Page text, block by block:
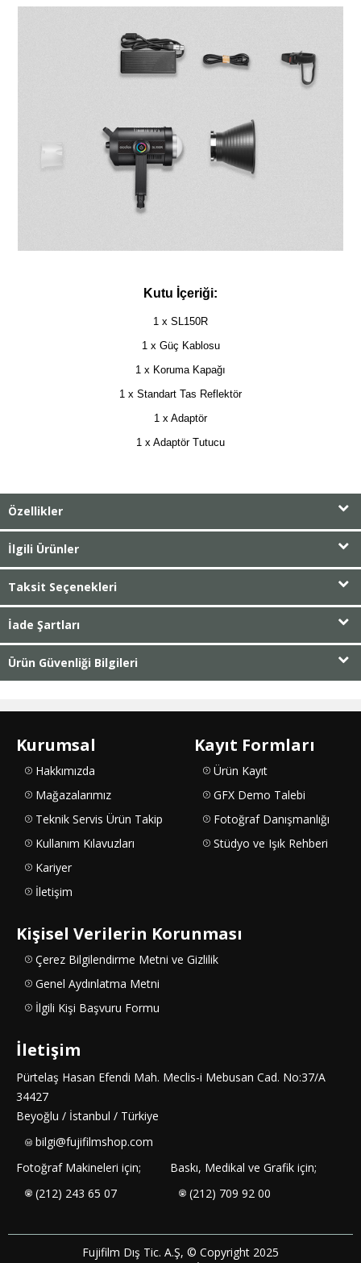
Kutu İçeriği:
1 x SL150R
1 x Güç Kablosu
1 x Koruma Kapağı
1 x Standart Tas Reflektör
1 x Adaptör
1 x Adaptör Tutucu
Özellikler
İlgili Ürünler
Taksit Seçenekleri
İade Şartları
Ürün Güvenliği Bilgileri
Kurumsal
Hakkımızda
Mağazalarımız
Teknik Servis Ürün Takip
Kullanım Kılavuzları
Kariyer
İletişim
Kayıt Formları
Ürün Kayıt
GFX Demo Talebi
Fotoğraf Danışmanlığı
Stüdyo ve Işık Rehberi
Kişisel Verilerin Korunması
Çerez Bilgilendirme Metni ve Gizlilik
Genel Aydınlatma Metni
İlgili Kişi Başvuru Formu
İletişim
Pürtelaş Hasan Efendi Mah. Meclis-i Mebusan Cad. No:37/A
34427
Beyoğlu / İstanbul / Türkiye
bilgi@fujifilmshop.com
Fotoğraf Makineleri için;
(212) 243 65 07
Baskı, Medikal ve Grafik için;
(212) 709 92 00
Fujifilm Dış Tic. A.Ş, © Copyright 2025